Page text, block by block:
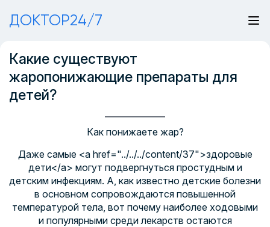
ДОКТОР24/7
Какие существуют
жаропонижающие препараты для
детей?
Как понижаете жар?
Даже самые <a href="../../../content/37">здоровые
дети</a> могут подвергнуться простудным и
детским инфекциям. А, как известно детские болезни
в основном сопровождаются повышенной
температурой тела, вот почему наиболее ходовыми
и популярными среди лекарств остаются